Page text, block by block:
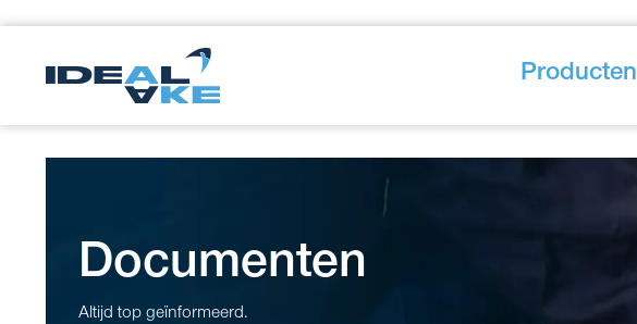
Producten
Documenten
Altijd top geïnformeerd.